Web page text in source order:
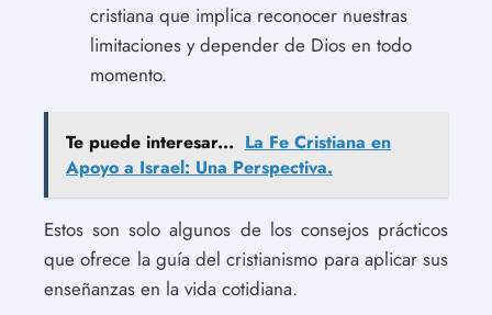
cristiana que implica reconocer nuestras
limitaciones y depender de Dios en todo
momento.
Te puede interesar... La Fe Cristiana en
Apoyo a Israel: Una Perspectiva.
Estos son solo algunos de los consejos prácticos
que ofrece la guía del cristianismo para aplicar sus
enseñanzas en la vida cotidiana.